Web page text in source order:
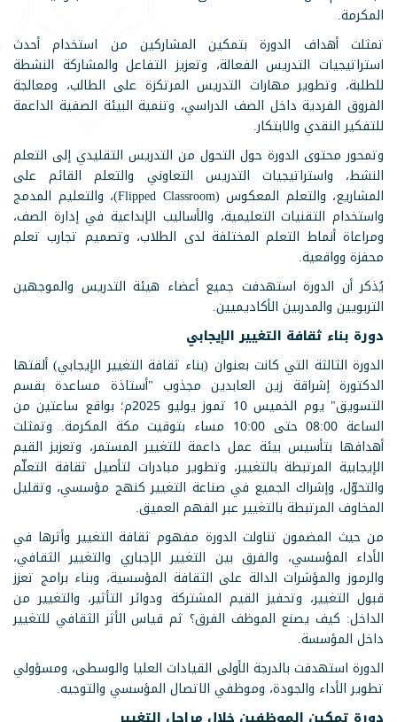
المكرمة.
تمثلت أهداف الدورة بتمكين المشاركين من استخدام أحدث
استراتيجيات التدريس الفعالة، وتعزيز التفاعل والمشاركة النشطة
للطلبة، وتطوير مهارات التدريس المرتكزة على الطالب، ومعالجة
الفروق الفردية داخل الصف الدراسي، وتنمية البيئة الصفية الداعمة
للتفكير النقدي والابتكار.
وتمحور محتوى الدورة حول التحول من التدريس التقليدي إلى التعلم
النشط، واستراتيجيات التدريس التعاوني والتعلم القائم على
المشاريع، والتعلم المعكوس (Flipped Classroom)، والتعليم المدمج
واستخدام التقنيات التعليمية، والأساليب الإبداعية في إدارة الصف،
ومراعاة أنماط التعلم المختلفة لدى الطلاب، وتصميم تجارب تعلم
محفزة وواقعية.
يُذكر أن الدورة استهدفت جميع أعضاء هيئة التدريس والموجهين
التربويين والمدربين الأكاديميين.
دورة بناء ثقافة التغيير الإيجابي
الدورة الثالثة التي كانت بعنوان (بناء ثقافة التغيير الإيجابي) ألقتها
الدكتورة إشراقة زين العابدين مجذوب "أستاذة مساعدة بقسم
التسويق" يوم الخميس 10 تموز يوليو 2025م؛ بواقع ساعتين من
الساعة 08:00 حتى 10:00 مساء بتوقيت مكة المكرمة. وتمثلت
أهدافها بتأسيس بيئة عمل داعمة للتغيير المستمر، وتعزيز القيم
الإيجابية المرتبطة بالتغيير، وتطوير مبادرات لتأصيل ثقافة التعلّم
والتحوّل، وإشراك الجميع في صناعة التغيير كنهج مؤسسي، وتقليل
المخاوف المرتبطة بالتغيير عبر الفهم العميق.
من حيث المضمون تناولت الدورة مفهوم ثقافة التغيير وأثرها في
الأداء المؤسسي، والفرق بين التغيير الإجباري والتغيير الثقافي،
والرموز والمؤشرات الدالة على الثقافة المؤسسية، وبناء برامج تعزز
قبول التغيير، وتحفيز القيم المشتركة ودوائر التأثير، والتغيير من
الداخل: كيف يصنع الموظف الفرق؟ ثم قياس الأثر الثقافي للتغيير
داخل المؤسسة.
الدورة استهدفت بالدرجة الأولى القيادات العليا والوسطى، ومسؤولي
تطوير الأداء والجودة، وموظفي الاتصال المؤسسي والتوجيه.